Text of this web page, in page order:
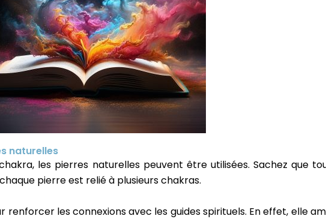
naturelles
les pierres naturelles peuvent être utilisées. Sachez que
pierre est relié à plusieurs chakras.
les connexions avec les guides spirituels. En effet, elle